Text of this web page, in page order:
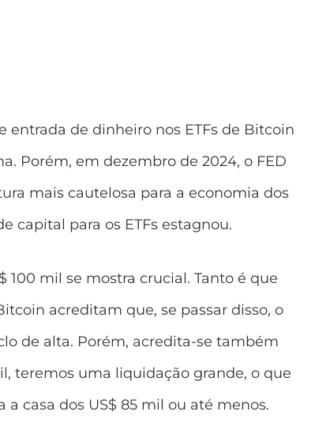
de dinheiro nos ETFs de Bitcoin
Porém, em dezembro de 2024, o FED
mais cautelosa para a economia dos
capital para os ETFs estagnou.
100 mil se mostra crucial. Tanto é que
acreditam que, se passar disso, o
de alta. Porém, acredita-se também
teremos uma liquidação grande, o que
casa dos US$ 85 mil ou até menos.